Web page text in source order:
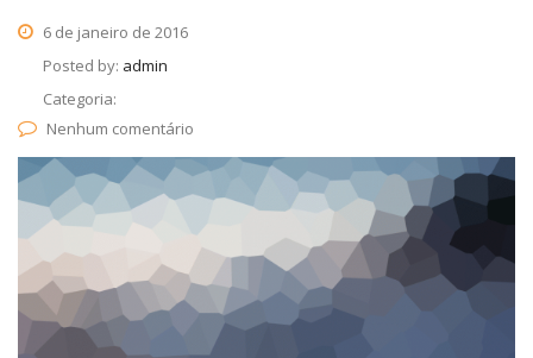
6 de janeiro de 2016
Posted by: admin
Categoria:
Nenhum comentário